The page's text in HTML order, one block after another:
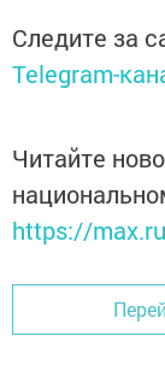
Следите за
Telegram-
Читайте
https://